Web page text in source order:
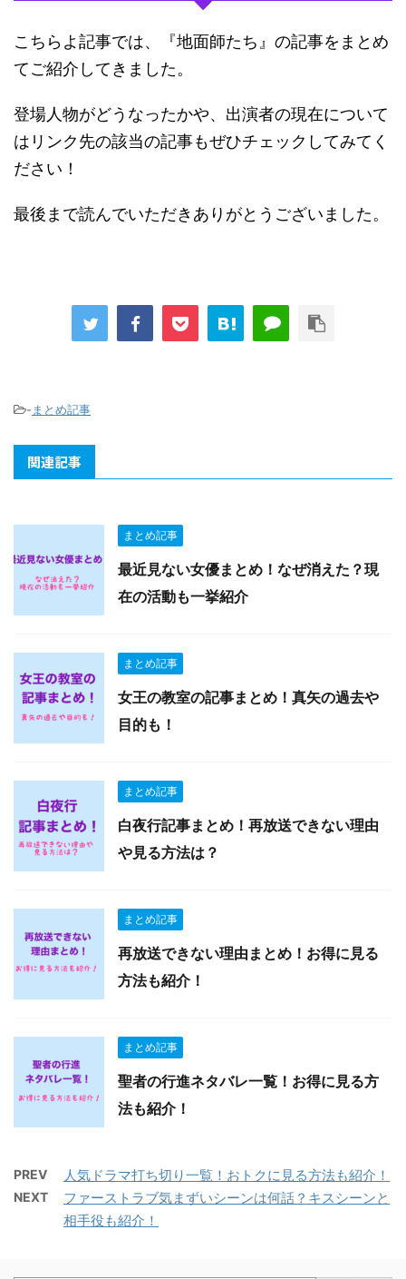
こちらよ記事では、『地面師たち』の記事をまとめ
てご紹介してきました。
登場人物がどうなったかや、出演者の現在について
はリンク先の該当の記事もぜひチェックしてみてく
ださい！
最後まで読んでいただきありがとうございました。
- まとめ記事
関連記事
まとめ記事
最近見ない女優まとめ！なぜ消えた？現
在の活動も一挙紹介
まとめ記事
女王の教室の記事まとめ！真矢の過去や
目的も！
まとめ記事
白夜行記事まとめ！再放送できない理由
や見る方法は？
まとめ記事
再放送できない理由まとめ！お得に見る
方法も紹介！
まとめ記事
聖者の行進ネタバレ一覧！お得に見る方
法も紹介！
PREV 人気ドラマ打ち切り一覧！おトクに見る方法も紹介！
NEXT
ファーストラブ気まずいシーンは何話？キスシーンと
相手役も紹介！